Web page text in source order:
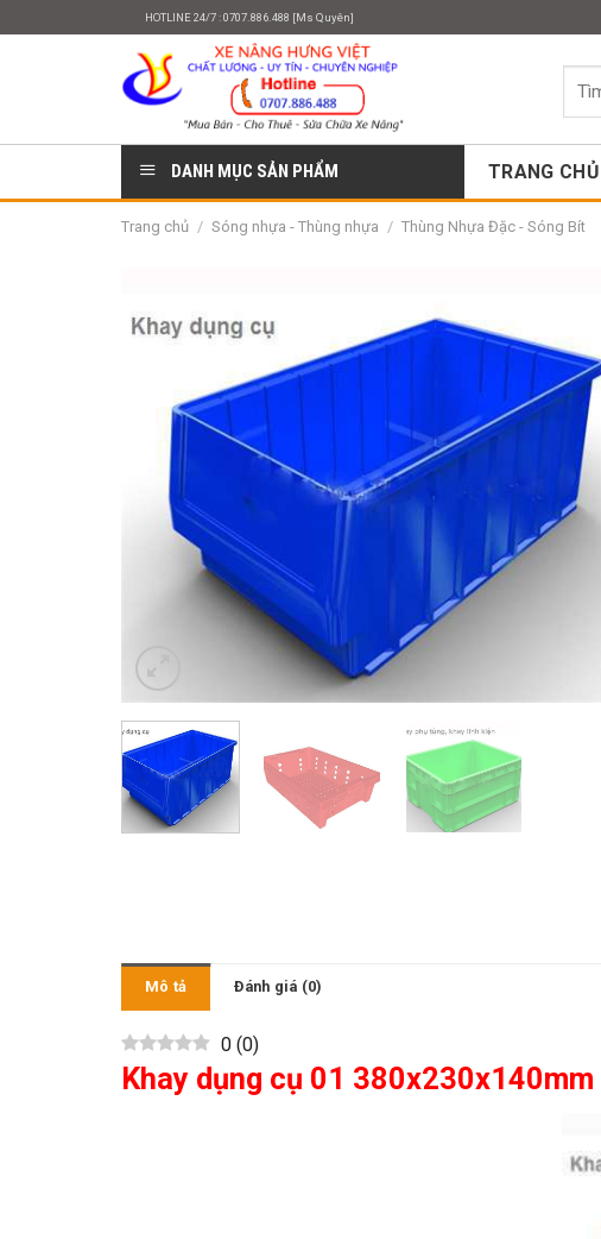
HOTLINE 24/7 : 0707.886.488 [Ms Quyên]
Tìm
DANH MỤC SẢN PHẨM
TRANG CHỦ
Trang chủ / Sóng nhựa - Thùng nhựa / Thùng Nhựa Đặc - Sóng Bít
Mô tả Đánh giá (0)
0 (0)
Khay dụng cụ 01 380x230x140mm